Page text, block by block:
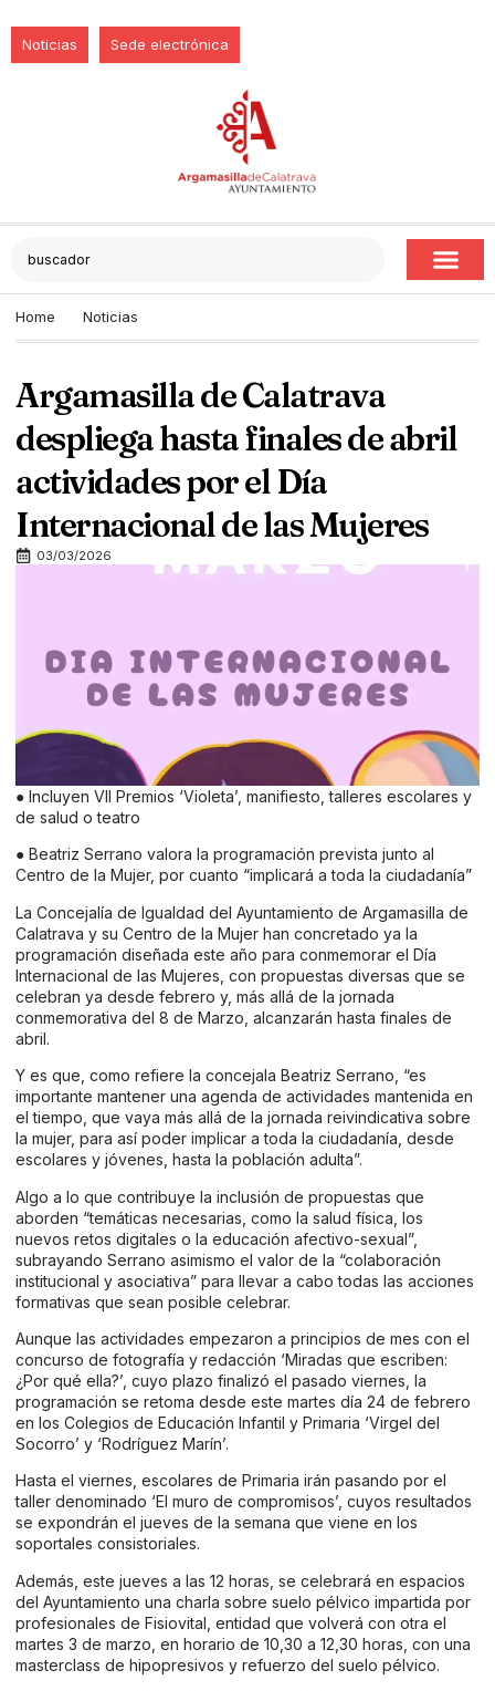
Noticias Sede electrónica
Home Noticias
Argamasilla de Calatrava
despliega hasta finales de abril
actividades por el Día
Internacional de las Mujeres
03/03/2026
● Incluyen VII Premios ‘Violeta’, manifiesto, talleres escolares y
de salud o teatro
● Beatriz Serrano valora la programación prevista junto al
Centro de la Mujer, por cuanto “implicará a toda la ciudadanía”
La Concejalía de Igualdad del Ayuntamiento de Argamasilla de
Calatrava y su Centro de la Mujer han concretado ya la
programación diseñada este año para conmemorar el Día
Internacional de las Mujeres, con propuestas diversas que se
celebran ya desde febrero y, más allá de la jornada
conmemorativa del 8 de Marzo, alcanzarán hasta finales de
abril.
Y es que, como refiere la concejala Beatriz Serrano, “es
importante mantener una agenda de actividades mantenida en
el tiempo, que vaya más allá de la jornada reivindicativa sobre
la mujer, para así poder implicar a toda la ciudadanía, desde
escolares y jóvenes, hasta la población adulta”.
Algo a lo que contribuye la inclusión de propuestas que
aborden “temáticas necesarias, como la salud física, los
nuevos retos digitales o la educación afectivo-sexual”,
subrayando Serrano asimismo el valor de la “colaboración
institucional y asociativa” para llevar a cabo todas las acciones
formativas que sean posible celebrar.
Aunque las actividades empezaron a principios de mes con el
concurso de fotografía y redacción ‘Miradas que escriben:
¿Por qué ella?’, cuyo plazo finalizó el pasado viernes, la
programación se retoma desde este martes día 24 de febrero
en los Colegios de Educación Infantil y Primaria ‘Virgel del
Socorro’ y ‘Rodríguez Marín’.
Hasta el viernes, escolares de Primaria irán pasando por el
taller denominado ‘El muro de compromisos’, cuyos resultados
se expondrán el jueves de la semana que viene en los
soportales consistoriales.
Además, este jueves a las 12 horas, se celebrará en espacios
del Ayuntamiento una charla sobre suelo pélvico impartida por
profesionales de Fisiovital, entidad que volverá con otra el
martes 3 de marzo, en horario de 10,30 a 12,30 horas, con una
masterclass de hipopresivos y refuerzo del suelo pélvico.